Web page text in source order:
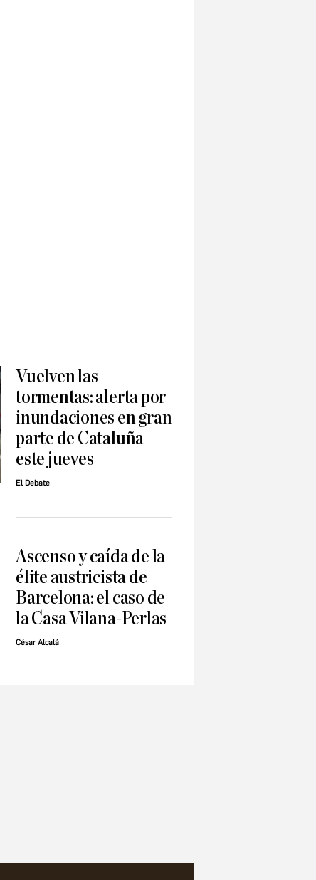
Vuelven las
tormentas: alerta por
inundaciones en gran
parte de Cataluña
este jueves
El Debate
Ascenso y caída de la
élite austricista de
Barcelona: el caso de
la Casa Vilana-Perlas
César Alcalá